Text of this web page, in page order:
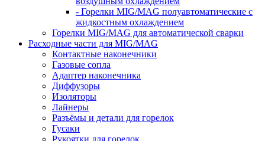
- Горелки MIG/MAG полуавтоматические с
жидкостным охлаждением
Горелки MIG/MAG для автоматической сварки
Расходные части для MIG/MAG
Контактные наконечники
Газовые сопла
Адаптер наконечника
Диффузоры
Изоляторы
Лайнеры
Разъёмы и детали для горелок
Гусаки
Рукоятки для горелок